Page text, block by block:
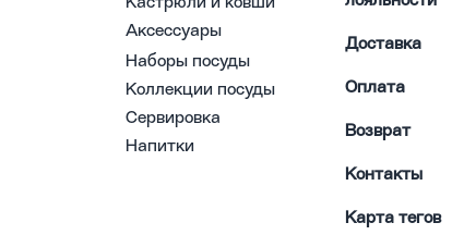
Аксессуары
Наборы посуды
Коллекции посуды
Сервировка
Напитки
Доставка
Оплата
Возврат
Контакты
Карта тегов